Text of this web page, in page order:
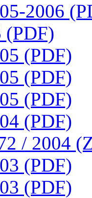
2006
(PDF)
(PDF)
(PDF)
(PDF)
(PDF)
/ 2004
(PDF)
(PDF)